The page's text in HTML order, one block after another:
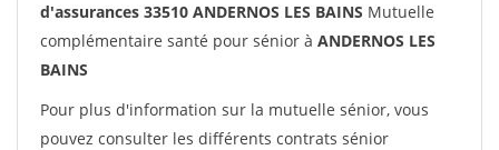
d'assurances 33510 ANDERNOS LES BAINS Mutuelle
complémentaire santé pour sénior à ANDERNOS LES
BAINS
Pour plus d'information sur la mutuelle sénior, vous
pouvez consulter les différents contrats sénior